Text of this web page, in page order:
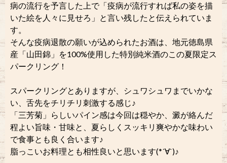
病の流行を予言した上で「疫病が流行すれば私の姿を描
いた絵を人々に見せろ」と言い残したと伝えられていま
す。
そんな疫病退散の願いが込められたお酒は、地元徳島県
産「山田錦」を100%使用した特別純米酒のこの夏限定ス
パークリング！
スパークリングとありますが、シュワシュワまでいかな
い、舌先をチリチリ刺激する感じ♪
「三芳菊」らしいパイン感は今回は穏やか、澱が絡んだ
程よい旨味・甘味と、夏らしくスッキリ爽やかな味わい
で食事とも良く合います♪
脂っこいお料理とも相性良いと思います(*´∀`)♪